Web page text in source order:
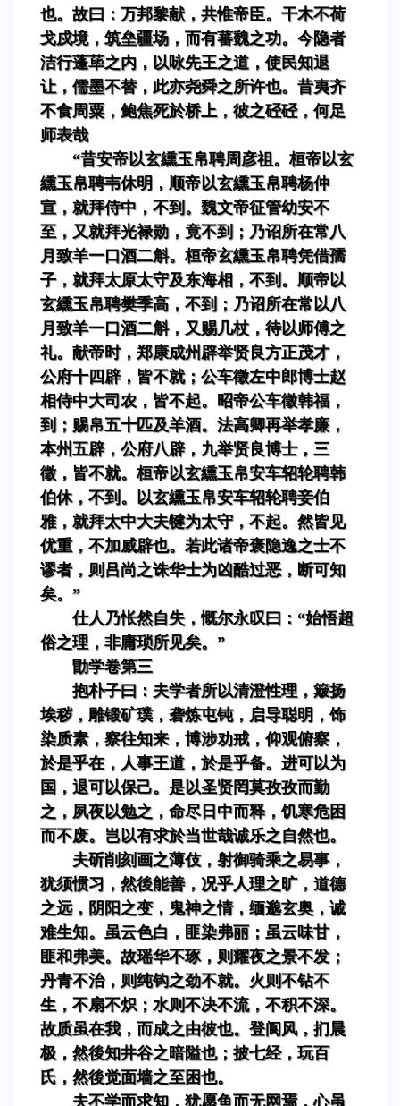
也。故曰：万邦黎献，共惟帝臣。干木不荷
戈戍境，筑垒疆场，而有蕃魏之功。今隐者
洁行蓬荜之内，以咏先王之道，使民知退
让，儒墨不替，此亦尧舜之所许也。昔夷齐
不食周粟，鲍焦死於桥上，彼之硁硁，何足
师表哉
“昔安帝以玄纁玉帛聘周彦祖。桓帝以玄
纁玉帛聘韦休明，顺帝以玄纁玉帛聘杨仲
宣，就拜侍中，不到。魏文帝征管幼安不
至，又就拜光禄勋，竟不到；乃诏所在常八
月致羊一口酒二斛。桓帝玄纁玉帛聘凭借孺
子，就拜太原太守及东海相，不到。顺帝以
玄纁玉帛聘樊季高，不到；乃诏所在常以八
月致羊一口酒二斛，又赐几杖，待以师傅之
礼。献帝时，郑康成州辟举贤良方正茂才，
公府十四辟，皆不就；公车徵左中郎博士赵
相侍中大司农，皆不起。昭帝公车徵韩福，
到；赐帛五十匹及羊酒。法高卿再举孝廉，
本州五辟，公府八辟，九举贤良博士，三
徵，皆不就。桓帝以玄纁玉帛安车轺轮聘韩
伯休，不到。以玄纁玉帛安车轺轮聘妾伯
雅，就拜太中大夫犍为太守，不起。然皆见
优重，不加威辟也。若此诸帝褒隐逸之士不
谬者，则吕尚之诛华士为凶酷过恶，断可知
矣。”
仕人乃怅然自失，慨尔永叹曰：“始悟超
俗之理，非庸琐所见矣。”
勖学卷第三
抱朴子曰：夫学者所以清澄性理，簸扬
埃秽，雕锻矿璞，砻炼屯钝，启导聪明，饰
染质素，察往知来，博涉劝戒，仰观俯察，
於是乎在，人事王道，於是乎备。进可以为
国，退可以保己。是以圣贤罔莫孜孜而勤
之，夙夜以勉之，命尽日中而释，饥寒危困
而不废。岂以有求於当世哉诚乐之自然也。
夫斫削刻画之薄伎，射御骑乘之易事，
犹须惯习，然後能善，况乎人理之旷，道德
之远，阴阳之变，鬼神之情，缅邈玄奥，诚
难生知。虽云色白，匪染弗丽；虽云味甘，
匪和弗美。故瑶华不琢，则耀夜之景不发；
丹青不治，则纯钩之劲不就。火则不钻不
生，不扇不炽；水则不决不流，不积不深。
故质虽在我，而成之由彼也。登阆风，扪晨
极，然後知井谷之暗隘也；披七经，玩百
氏，然後觉面墙之至困也。
夫不学而求知，犹愿鱼而无网焉，心虽